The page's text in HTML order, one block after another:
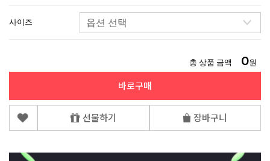
사이즈
총 상품 금액 0원
바로구매
선물하기 장바구니